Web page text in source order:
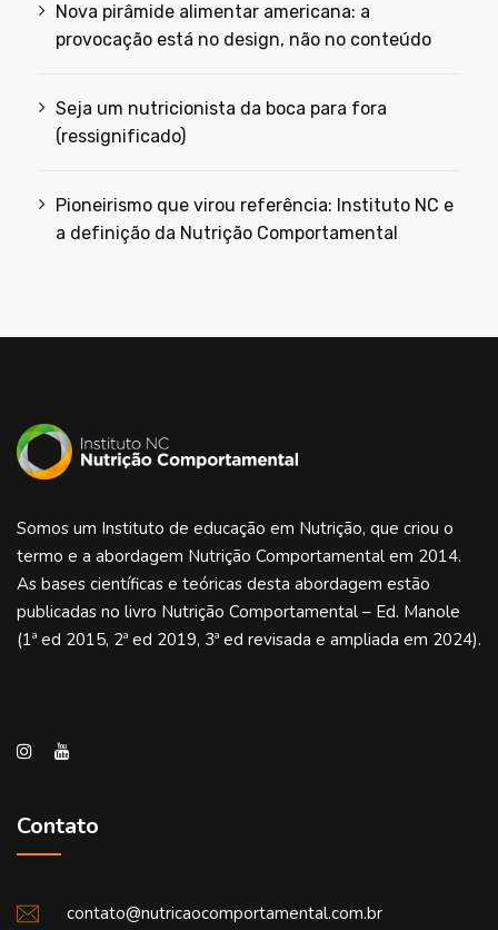
Nova pirâmide alimentar americana: a
provocação está no design, não no conteúdo
Seja um nutricionista da boca para fora
(ressignificado)
Pioneirismo que virou referência: Instituto NC e
a definição da Nutrição Comportamental
Somos um Instituto de educação em Nutrição, que criou o
termo e a abordagem Nutrição Comportamental em 2014.
As bases científicas e teóricas desta abordagem estão
publicadas no livro Nutrição Comportamental – Ed. Manole
(1ª ed 2015, 2ª ed 2019, 3ª ed revisada e ampliada em 2024).
Contato
contato@nutricaocomportamental.com.br